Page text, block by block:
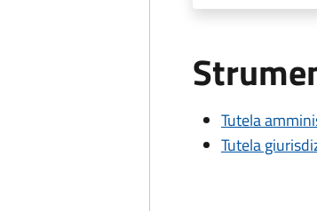
Tutela
Tutela